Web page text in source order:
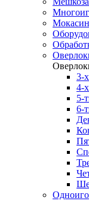
3-
4-
5-
6-